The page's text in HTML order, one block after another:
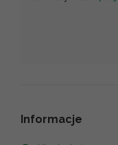
Informacje